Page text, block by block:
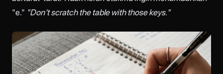
"e." "Don't scratch the table with those keys."